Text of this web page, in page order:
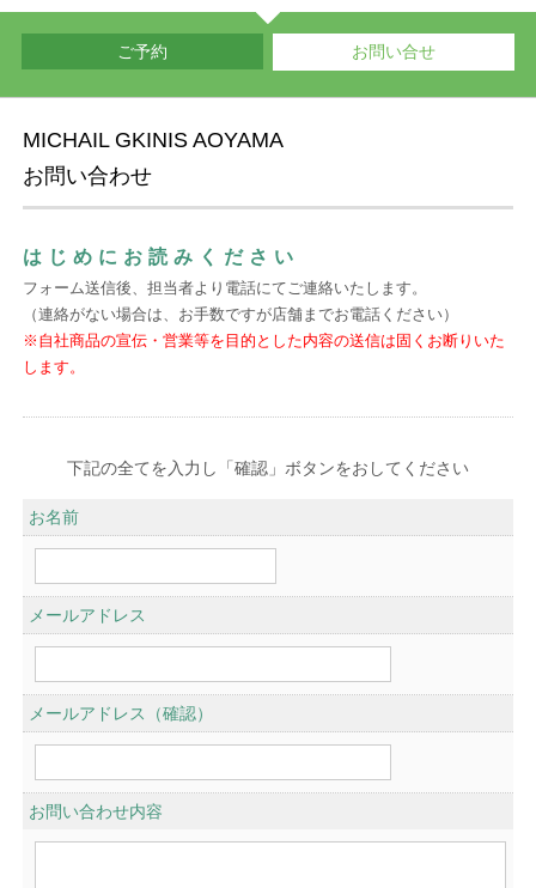
ご予約 お問い合せ
MICHAIL GKINIS AOYAMA
お問い合わせ
はじめにお読みください
フォーム送信後、担当者より電話にてご連絡いたします。
（連絡がない場合は、お手数ですが店舗までお電話ください）
※自社商品の宣伝・営業等を目的とした内容の送信は固くお断りいた
します。
下記の全てを入力し「確認」ボタンをおしてください
お名前
メールアドレス
メールアドレス（確認）
お問い合わせ内容